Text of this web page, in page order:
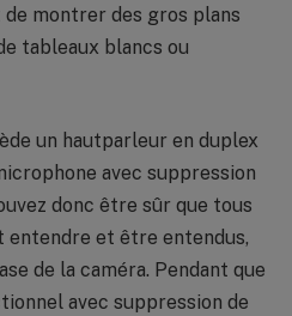
montrer des gros plans
tableaux blancs ou
un hautparleur en duplex
avec suppression
donc être sûr que tous
et être entendus,
de la caméra. Pendant que
avec suppression de